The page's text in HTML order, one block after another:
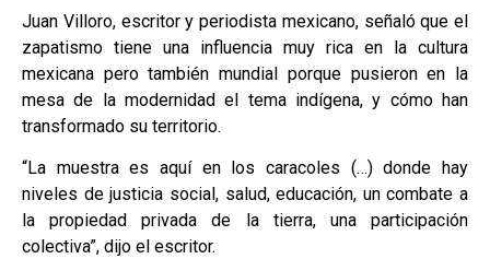
Juan Villoro, escritor y periodista mexicano, señaló que el
zapatismo tiene una influencia muy rica en la cultura
mexicana pero también mundial porque pusieron en la
mesa de la modernidad el tema indígena, y cómo han
transformado su territorio.
“La muestra es aquí en los caracoles (…) donde hay
niveles de justicia social, salud, educación, un combate a
la propiedad privada de la tierra, una participación
colectiva”, dijo el escritor.